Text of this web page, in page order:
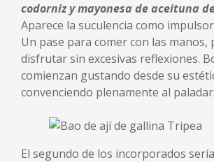
codorniz y mayonesa de aceituna
Aparece la suculencia como
Un pase para comer con las manos,
disfrutar sin excesivas reflexiones.
comienzan gustando desde su
convenciendo plenamente al paladar.
El segundo de los incorporados